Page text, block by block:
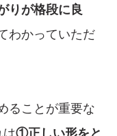
りが格段に良
わかっていただ
ることが重要な
①正しい形をと